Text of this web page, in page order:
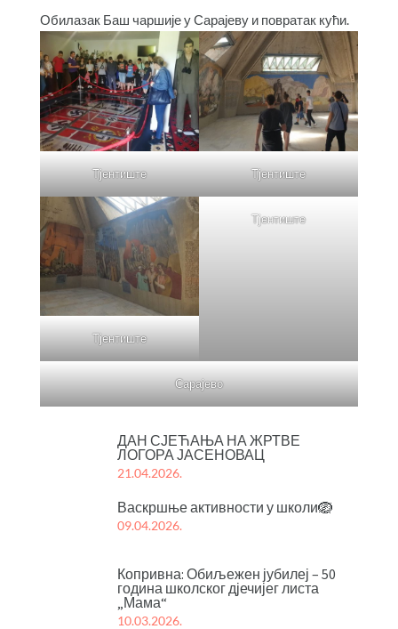
Обилазак Баш чаршије у Сарајеву и повратак кући.
Тјентиште Тјентиште
Тјентиште
Тјентиште
Сарајево
ДАН СЈЕЋАЊА НА ЖРТВЕ
ЛОГОРА ЈАСЕНОВАЦ
21.04.2026.
Васкршње активности у школи🪺
09.04.2026.
Копривна: Обиљежен јубилеј – 50
година школског дјечијег листа
„Мама“
10.03.2026.